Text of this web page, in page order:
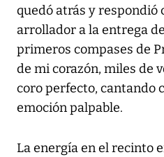
quedó atrás y respondió
arrollador a la entrega
primeros compases de
de mi corazón, miles de
coro perfecto, cantando
emoción palpable.
La energía en el recinto